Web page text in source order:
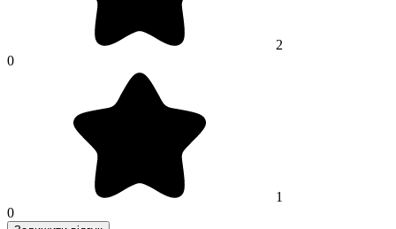
2
0
1
0